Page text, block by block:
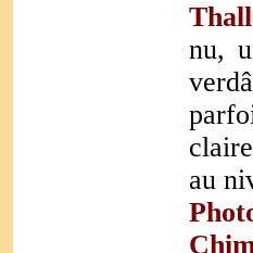
nu,
au